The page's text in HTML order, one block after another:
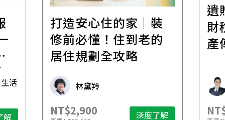
活
解
打造安心住的家｜裝
修前必懂！住到老的
居住規劃全攻略
林黛羚
NT$2,900 深度了解
遺
財
產